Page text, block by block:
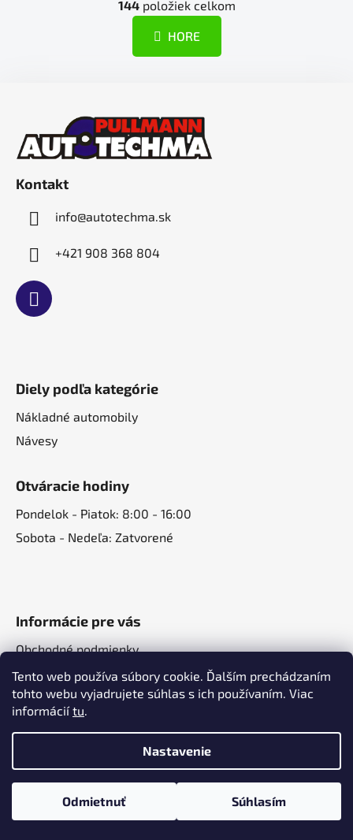
Tento web používa súbory cookie. Ďalším prechádzaním
tohto webu vyjadrujete súhlas s ich používaním. Viac
informáciítu.
Nastavenie
Odmietnuť Súhlasím
v
á
d
i
e
p
r
á
n
k
e
144položiek celkom
HORE
Kontakt
info@autotechma.sk
+421 908 368 804
Diely podľa kategórie
Nákladné automobily
Návesy
Otváracie hodiny
Pondelok - Piatok: 8:00 - 16:00
Sobota - Nedeľa: Zatvorené
Informácie pre vás
Obchodné podmienky
Podmienky ochrany osobných údajov
Reklamačný poriadok
Kontakt